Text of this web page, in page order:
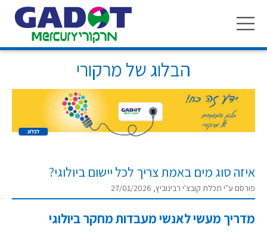
Toggle
navigation
הבלוג של מרקורי
איזה סוג מים באמת צריך לכל יישום ביולוגי?
פורסם ע"י תכלת קובצ'י רבינוביץ, 27/01/2026
מדריך מעשי לאנשי מעבדות מחקר ביולוגי